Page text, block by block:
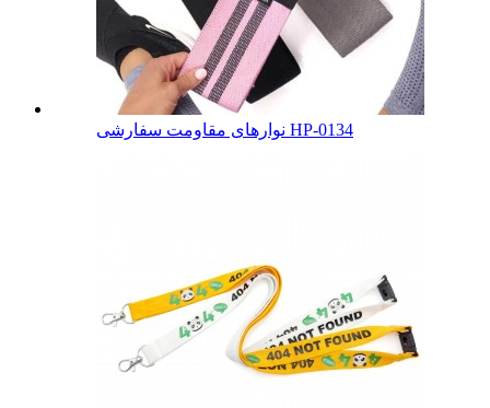
نوارهای مقاومت سفارشی HP-0134